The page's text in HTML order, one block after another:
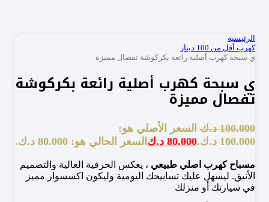
الرئيسية
كهرب أقل من 100 دينار
ي سبحة كهرب أصلية رائعة بكركوشة تفصال مميزة
ي سبحة كهرب أصلية رائعة بكركوشة
تفصال مميزة
100.000 د.ك السعر الأصلي هو:
100.000 د.ك.
80.000 د.ك السعر الحالي هو: 80.000 د.ك.
مسباح كهرب اصلي طبيعي ، يعكس الحرفية العالية والتصميم
الأنيق. ليسهل عليك تسابيحك اليومية وليكون اكسسوار مميز
في سيارتك أو منزلك